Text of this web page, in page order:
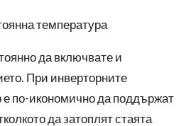
температура
да включвате и
При инверторните
по-икономично да поддържат
да затоплят стаята